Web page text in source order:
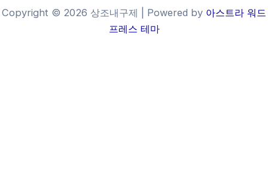
Copyright © 2026 상조내구제 | Powered by 아스트라 워드
프레스 테마